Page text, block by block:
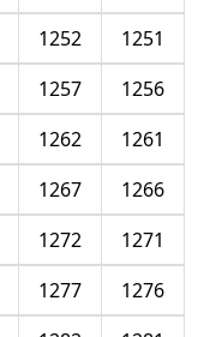
1251
1252
1256
1257
1261
1262
1266
1267
1271
1272
1276
1277